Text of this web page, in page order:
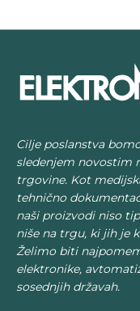
Cilje poslanstva
sledenjem novostim
trgovine. Kot
tehnično
naši proizvodi niso
niše na trgu, ki jih je
Želimo biti
elektronike,
sosednjih državah.